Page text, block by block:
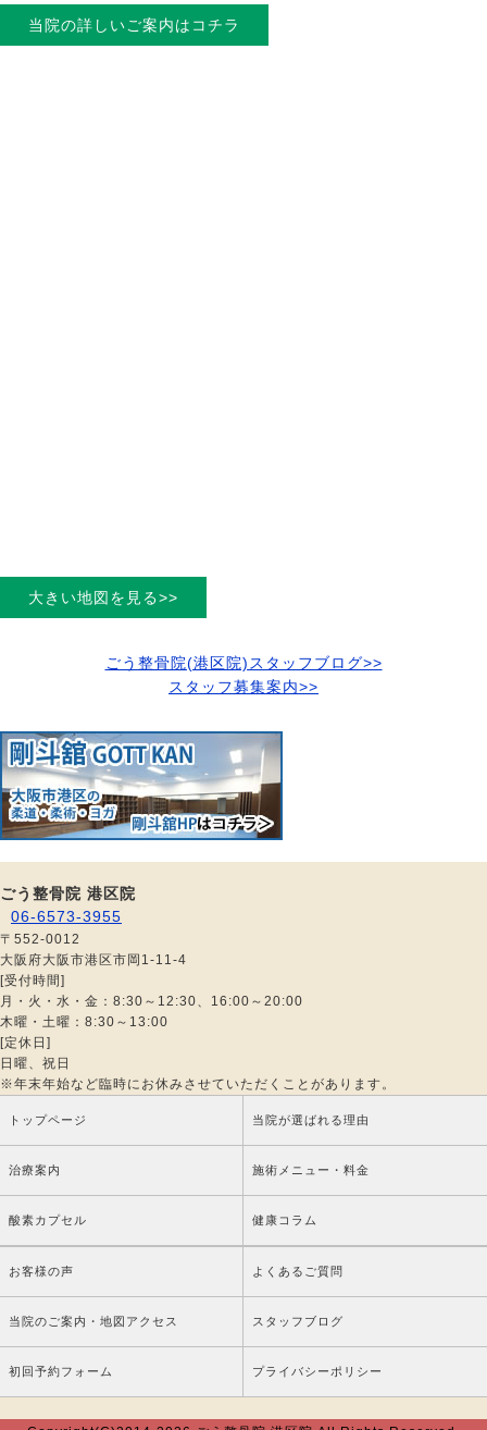
当院の詳しいご案内はコチラ
大きい地図を見る>>
ごう整骨院(港区院)スタッフブログ>>
スタッフ募集案内>>
ごう整骨院 港区院
06-6573-3955
〒552-0012
大阪府大阪市港区市岡1-11-4
[受付時間]
月・火・水・金：8:30～12:30、16:00～20:00
木曜・土曜：8:30～13:00
[定休日]
日曜、祝日
※年末年始など臨時にお休みさせていただくことがあります。
トップページ 当院が選ばれる理由
治療案内 施術メニュー・料金
酸素カプセル 健康コラム
お客様の声 よくあるご質問
当院のご案内・地図アクセス スタッフブログ
初回予約フォーム プライバシーポリシー